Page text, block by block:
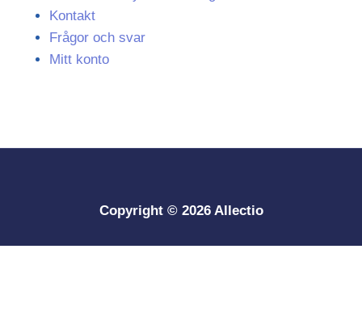
Kontakt
Frågor och svar
Mitt konto
Copyright © 2026 Allectio